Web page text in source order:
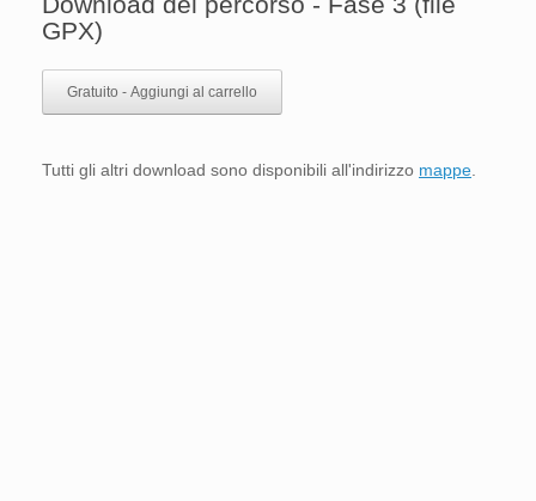
GPX)
Gratuito - Aggiungi al carrello
Tutti gli altri download sono disponibili all'indirizzo mappe